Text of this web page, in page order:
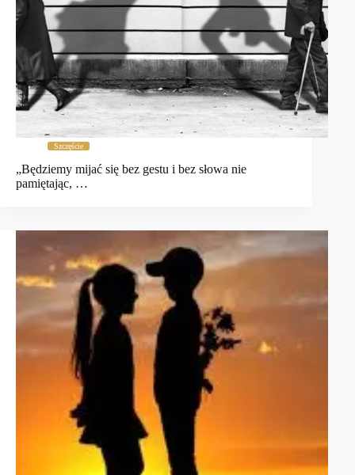
Szczęście
„Będziemy mijać się bez gestu i bez słowa nie
pamiętając, …